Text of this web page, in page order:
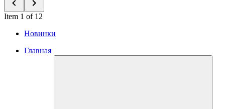
Item 1 of 12
Новинки
Главная